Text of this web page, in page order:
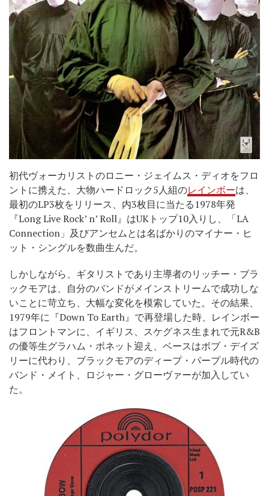
初代ヴォーカリストのロニー・ジェイムス・ディオをフロ
ントに携えた、大物ハードロック5人組のレインボーは、
最初のLP3枚をリリース、内3枚目に当たる1978年発
『Long Live Rock’ n’ Roll』はUKトップ10入りし、「LA
Connection」及びアンセムとは名ばかりのマイナー・ヒ
ット・シングルを数曲生んだ。
しかしながら、ギタリストであり主導者のリッチー・ブラ
ックモアは、自分のバンドがメインストリームで成功しな
いことに苛立ち、大幅な変化を模索していた。その結果、
1979年に『Down To Earth』で再登場した時、レインボー
はフロントマンに、イギリス、スケグネス生まれで元R&B
の優等生グラハム・ボネット迎え、ベースはボブ・デイズ
リーに代わり、ブラックモアのディープ・パープル時代の
バンド・メイト、ロジャー・グローヴァーが加入してい
た。